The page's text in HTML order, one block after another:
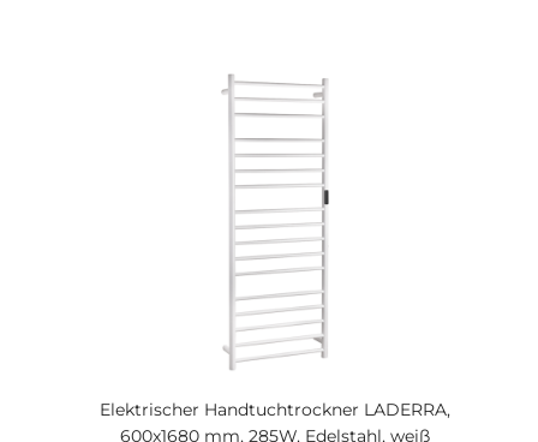
Elektrischer Handtuchtrockner LADERRA,
600x1680 mm, 285W, Edelstahl, weiß